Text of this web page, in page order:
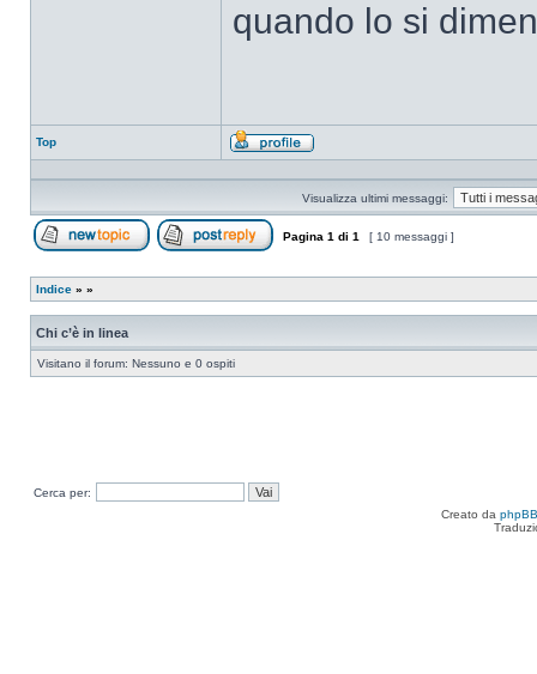
quando lo si
Top
Profilo
Visualizza ultimi messaggi:
Pagina 1 di 1 [ 10 messaggi ]
Indice » »
Chi c’è in linea
Visitano il forum: Nessuno e 0 ospiti
Cerca per:
Creato da phpBB